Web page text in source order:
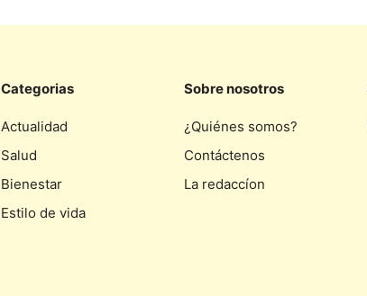
Categorias
Actualidad
Salud
Bienestar
Estilo de vida
Sobre nosotros
¿Quiénes somos?
Contáctenos
La redaccíon